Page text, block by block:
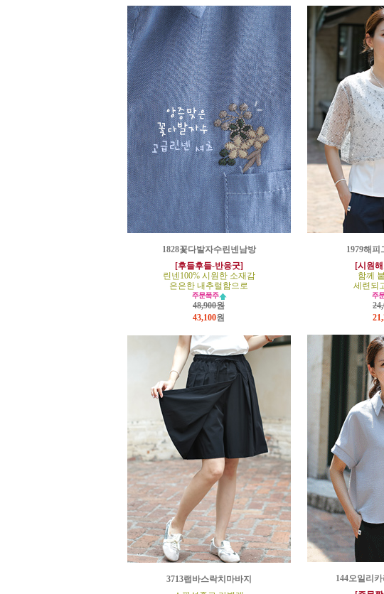
1828꽃다발자수린넨남방
[후들후들-반응굿]
린넨100% 시원한 소재감
은은한 내추럴함으로
48,900원
43,100원
1979해피
[시원
함께
세련되
3713랩바스락치마바지
144오일리